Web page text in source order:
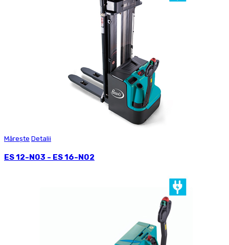
Mărește Detalii
ES 12-N03 - ES 16-N02